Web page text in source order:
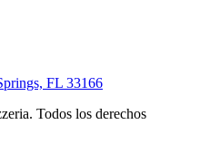
FL 33166
Todos los derechos